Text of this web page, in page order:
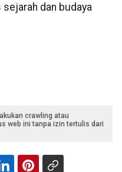
dan budaya
crawling atau
web ini tanpa izin tertulis dari